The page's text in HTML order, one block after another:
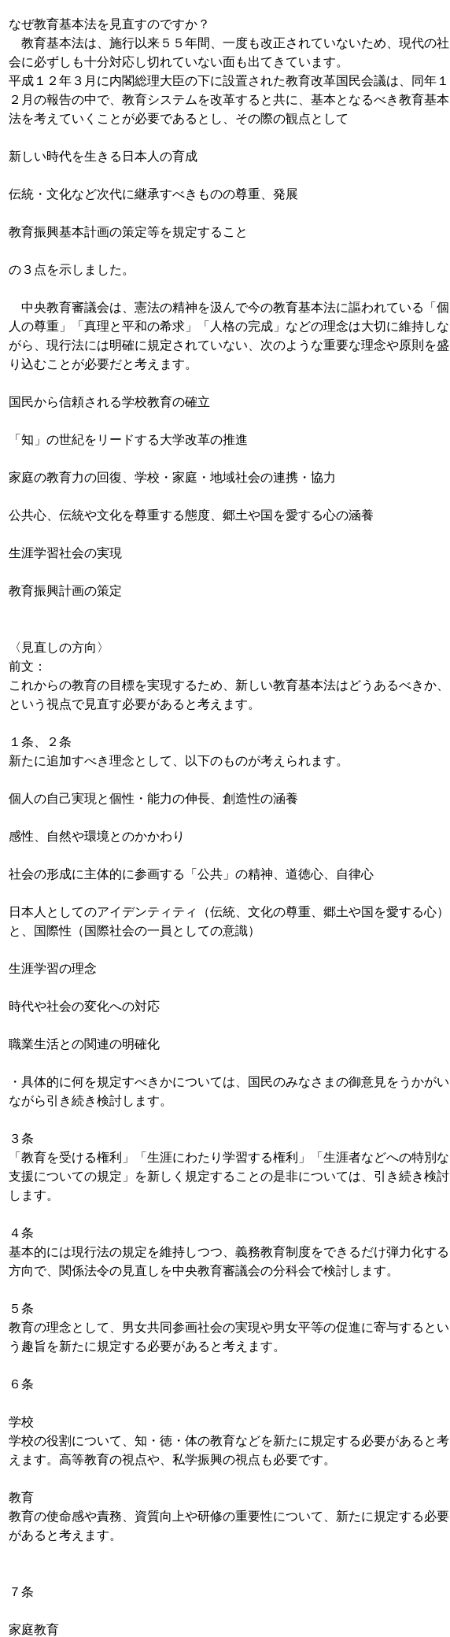
なぜ教育基本法を見直すのですか？
教育基本法は、施行以来５５年間、一度も改正されていないため、現代の社
会に必ずしも十分対応し切れていない面も出てきています。
平成１２年３月に内閣総理大臣の下に設置された教育改革国民会議は、同年１
２月の報告の中で、教育システムを改革すると共に、基本となるべき教育基本
法を考えていくことが必要であるとし、その際の観点として
新しい時代を生きる日本人の育成
伝統・文化など次代に継承すべきものの尊重、発展
教育振興基本計画の策定等を規定すること
の３点を示しました。
中央教育審議会は、憲法の精神を汲んで今の教育基本法に謳われている「個
人の尊重」「真理と平和の希求」「人格の完成」などの理念は大切に維持しな
がら、現行法には明確に規定されていない、次のような重要な理念や原則を盛
り込むことが必要だと考えます。
国民から信頼される学校教育の確立
「知」の世紀をリードする大学改革の推進
家庭の教育力の回復、学校・家庭・地域社会の連携・協力
公共心、伝統や文化を尊重する態度、郷土や国を愛する心の涵養
生涯学習社会の実現
教育振興計画の策定
〈見直しの方向〉
前文：
これからの教育の目標を実現するため、新しい教育基本法はどうあるべきか、
という視点で見直す必要があると考えます。
１条、２条
新たに追加すべき理念として、以下のものが考えられます。
個人の自己実現と個性・能力の伸長、創造性の涵養
感性、自然や環境とのかかわり
社会の形成に主体的に参画する「公共」の精神、道徳心、自律心
日本人としてのアイデンティティ（伝統、文化の尊重、郷土や国を愛する心）
と、国際性（国際社会の一員としての意識）
生涯学習の理念
時代や社会の変化への対応
職業生活との関連の明確化
・具体的に何を規定すべきかについては、国民のみなさまの御意見をうかがい
ながら引き続き検討します。
３条
「教育を受ける権利」「生涯にわたり学習する権利」「生涯者などへの特別な
支援についての規定」を新しく規定することの是非については、引き続き検討
します。
４条
基本的には現行法の規定を維持しつつ、義務教育制度をできるだけ弾力化する
方向で、関係法令の見直しを中央教育審議会の分科会で検討します。
５条
教育の理念として、男女共同参画社会の実現や男女平等の促進に寄与するとい
う趣旨を新たに規定する必要があると考えます。
６条
学校
学校の役割について、知・徳・体の教育などを新たに規定する必要があると考
えます。高等教育の視点や、私学振興の視点も必要です。
教育
教育の使命感や責務、資質向上や研修の重要性について、新たに規定する必要
があると考えます。
７条
家庭教育